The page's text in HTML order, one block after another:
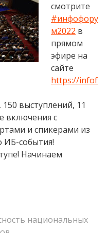
смотрите
#инфофору
м2022 в
прямом
эфире на
сайте
https://infof
выступлений, 11
включения с
и спикерами из
ИБ-события!
Начинаем
национальных